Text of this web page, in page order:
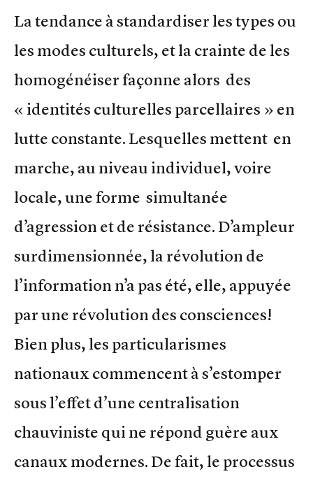
La tendance à standardiser les types ou
les modes culturels, et la crainte de les
homogénéiser façonne alors des
« identités culturelles parcellaires » en
lutte constante. Lesquelles mettent en
marche, au niveau individuel, voire
locale, une forme simultanée
d’agression et de résistance. D’ampleur
surdimensionnée, la révolution de
l’information n’a pas été, elle, appuyée
par une révolution des consciences!
Bien plus, les particularismes
nationaux commencent à s’estomper
sous l’effet d’une centralisation
chauviniste qui ne répond guère aux
canaux modernes. De fait, le processus